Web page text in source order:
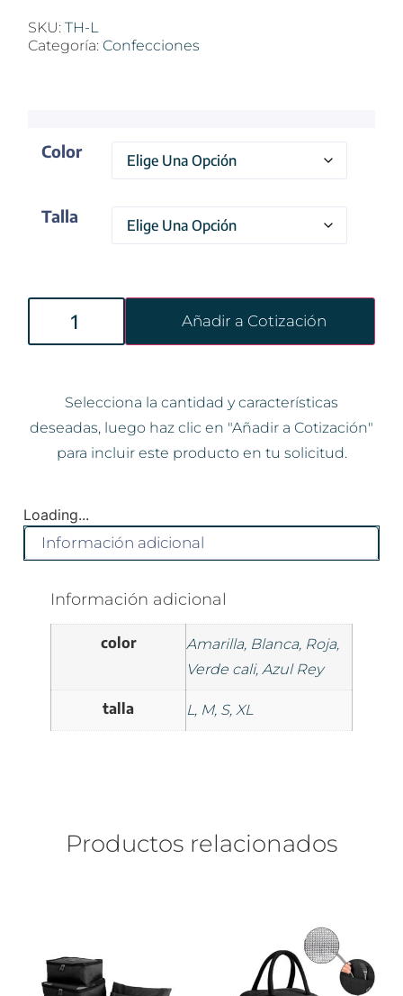
SKU: TH-L
Categoría: Confecciones
Color
Talla
Añadir a Cotización
Selecciona la cantidad y características
deseadas, luego haz clic en "Añadir a Cotización"
para incluir este producto en tu solicitud.
Loading...
Información adicional
Información adicional
color
Amarilla, Blanca, Roja,
Verde cali, Azul Rey
talla L, M, S, XL
Productos relacionados